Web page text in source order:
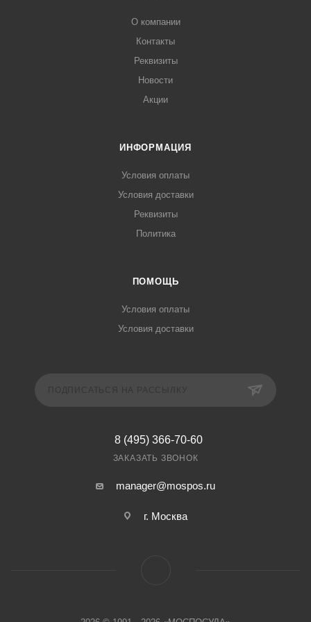
О компании
Контакты
Реквизиты
Новости
Акции
ИНФОРМАЦИЯ
Условия оплаты
Условия доставки
Реквизиты
Политика
ПОМОЩЬ
Условия оплаты
Условия доставки
8 (495) 366-70-60
ЗАКАЗАТЬ ЗВОНОК
manager@mospos.ru
г. Москва